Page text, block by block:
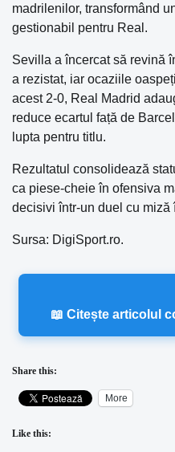
madrilenilor, transformând
gestionabil pentru Real.
Sevilla a încercat să revină
a rezistat, iar ocaziile
acest 2-0, Real Madrid
reduce ecartul față de
lupta pentru titlu.
Rezultatul consolidează
ca piese-cheie în ofensiva
decisivi într-un duel cu miză
Sursa: DigiSport.ro.
📖 Citește articolul
Share this:
More
Like this: